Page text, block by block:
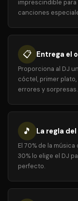
imprescindible
canciones
📋 Entrega el
Proporciona al DJ
cóctel, primer
errores y sorpresas.
🎵 La regla
El 70% de la
30% lo elige el DJ
perfecto.